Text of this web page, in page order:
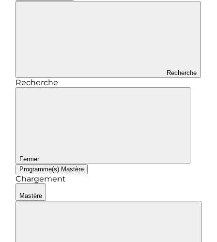
Recherche
Recherche
Fermer
Programme(s) Mastère
Chargement
Mastère